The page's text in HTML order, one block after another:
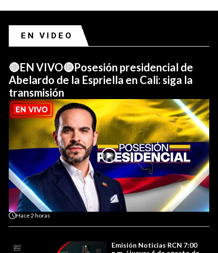
EN VIDEO
🔴EN VIVO🔴Posesión presidencial de
Abelardo de la Espriella en Cali: siga la
transmisión
Hace2 horas
Emisión Noticias RCN 7:00